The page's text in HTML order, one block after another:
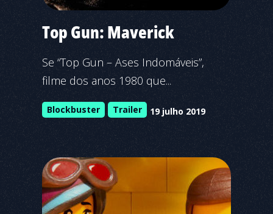
Top Gun: Maverick
Se “Top Gun – Ases Indomáveis”,
filme dos anos 1980 que...
Blockbuster Trailer 19 julho 2019